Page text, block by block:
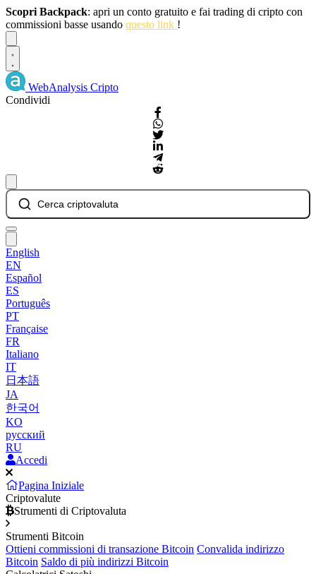
Scopri Backpack: apri un conto gratuito e fai trading di cripto con
commissioni basse usando questo link !
WebAnalysis Cripto
Condividi
Cerca criptovaluta
English
EN
Español
ES
Português
PT
Française
FR
Italiano
IT
日本語
JA
한국어
KO
русский
RU
Accedi
Pagina Iniziale
Criptovalute
Strumenti di Criptovaluta
Strumenti Bitcoin
Ottieni commissioni di transazione Bitcoin Convalida indirizzo
Bitcoin Saldo di più indirizzi Bitcoin